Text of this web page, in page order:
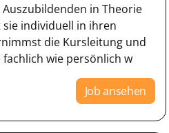
in Theorie
individuell in ihren
die Kursleitung und
wie persönlich w
Job ansehen